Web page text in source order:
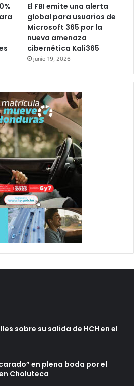
El FBI emite una alerta
global para usuarios de
Microsoft 365 por la
nueva amenaza
cibernética Kali365
junio 19, 2026
sobre su salida de HCH en el
en plena boda por el
Choluteca